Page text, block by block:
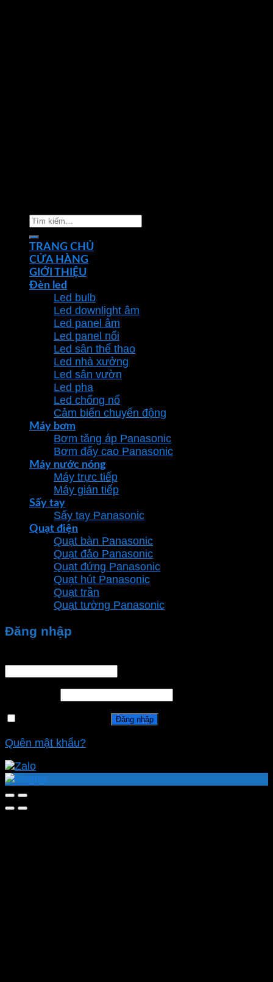
Tìm
TRANG CHỦ
CỬA HÀNG
GIỚI THIỆU
Đèn led
Led bulb
Led downlight âm
Led panel âm
Led panel nổi
Led sân thể thao
Led nhà xưởng
Led sân vườn
Led pha
Led chống nổ
Cảm biến chuyển động
Máy bơm
Bơm tăng áp Panasonic
Bơm đẩy cao Panasonic
Máy nước nóng
Máy trực tiếp
Máy gián tiếp
Sấy tay
Sấy tay Panasonic
Quạt điện
Quạt bàn Panasonic
Quạt đảo Panasonic
Quạt đứng Panasonic
Quạt hút Panasonic
Quạt trần
Quạt tường Panasonic
Đăng nhập
Đăng nhập
Quên mật khẩu?